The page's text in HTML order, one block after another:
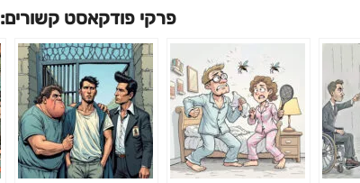
פרקי פודקאסט קשורים: